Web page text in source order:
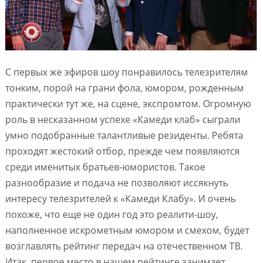
С первых же эфиров шоу понравилось телезрителям
тонким, порой на грани фола, юмором, рожденным
практически тут же, на сцене, экспромтом. Огромную
роль в несказанном успехе «Камеди клаб» сыграли
умно подобранные талантливые резиденты. Ребята
проходят жестокий отбор, прежде чем появляются
среди именитых братьев-юмористов. Такое
разнообразие и подача не позволяют иссякнуть
интересу телезрителей к «Камеди Клабу». И очень
похоже, что еще не один год это реалити-шоу,
наполненное искрометным юмором и смехом, будет
возглавлять рейтинг передач на отечественном ТВ.